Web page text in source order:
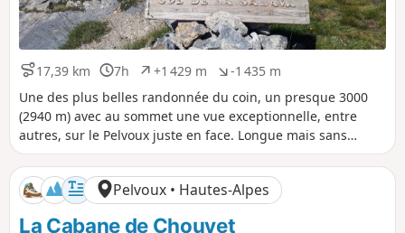
17,39 km
D
i
s
t
a
n
c
e
7h
D
u
r
é
e
+1 429 m
D
é
n
i
v
e
l
é
p
o
-1 435 m
D
é
n
i
v
e
l
é
n
é
Une des plus belles randonnée du coin, un presque 3000
(2940 m) avec au sommet une vue exceptionnelle, entre
autres, sur le Pelvoux juste en face. Longue mais sans
grosse difficulté technique, juste 2 endroits où il faut mettre
un peu les mains sur 10 mètres pour franchir une petite
barre rocheuse, à la portée de tout bon marcheur.
Pelvoux • Hautes-Alpes
La Cabane de Chouvet